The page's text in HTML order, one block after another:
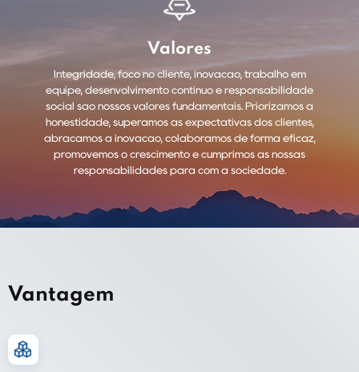
Valores
Integridade, foco no cliente, inovação, trabalho em
equipe, desenvolvimento contínuo e responsabilidade
social são nossos valores fundamentais. Priorizamos a
honestidade, superamos as expectativas dos clientes,
abraçamos a inovação, colaboramos de forma eficaz,
promovemos o crescimento e cumprimos as nossas
responsabilidades para com a sociedade.
Vantagem